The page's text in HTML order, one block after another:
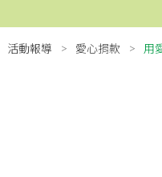
活動報導 愛心捐款 用